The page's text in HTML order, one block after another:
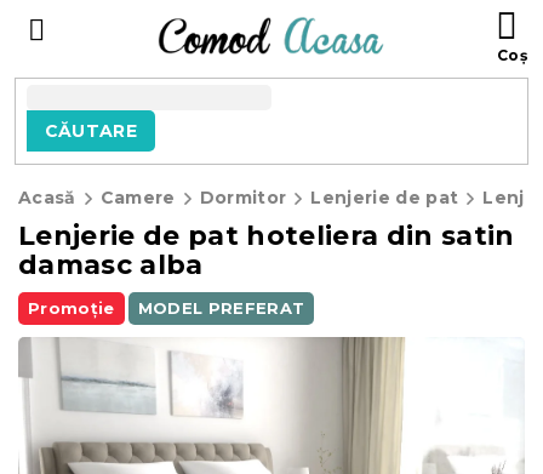
CĂUTARE
Acasă Camere Dormitor Lenjerie de pat
Lenjerie de pat hoteliera din satin
damasc alba
Promoție MODEL PREFERAT